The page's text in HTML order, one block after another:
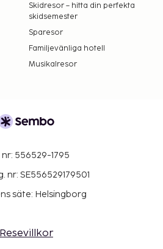
Skidresor – hitta din perfekta
skidsemester
Sparesor
Familjevänliga hotell
Musikalresor
556529-1795
nr: SE556529179501
säte: Helsingborg
Resevillkor